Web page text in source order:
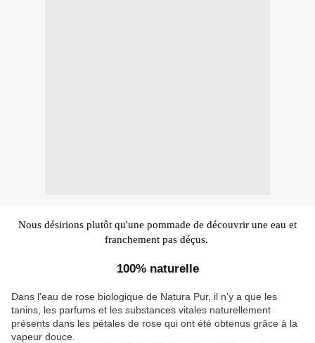
Nous désirions plutôt qu'une pommade de découvrir une eau et
franchement pas déçus.
100% naturelle
Dans l'eau de rose biologique de Natura Pur, il n’y a que les
tanins, les parfums et les substances vitales naturellement
présents dans les pétales de rose qui ont été obtenus grâce à la
vapeur douce.